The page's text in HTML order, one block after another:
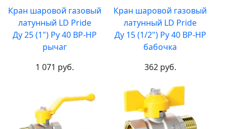
Кран шаровой газовый
латунный LD Pride
Ду 25 (1") Ру 40 ВР-НР
рычаг
1 071 руб.
Кран шаровой газовый
латунный LD Pride
Ду 15 (1/2") Ру 40 ВР-НР
бабочка
362 руб.